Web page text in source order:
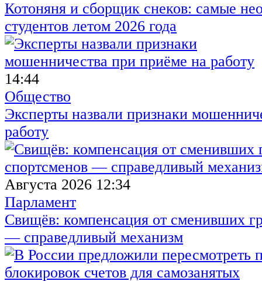
Котоняня и сборщик снеков: самые
студентов летом 2026 года
14:44
Общество
Эксперты назвали признаки
работу
Августа 2026 12:34
Парламент
Свищёв: компенсация от сменивших
— справедливый механизм